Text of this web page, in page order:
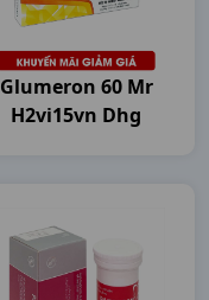
Glumeron 60 Mr
H2vi15vn Dhg